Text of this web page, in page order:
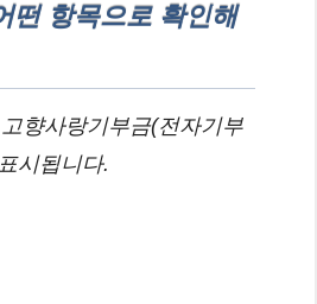
떤 항목으로 확인해
향사랑기부금(전자기부
시됩니다.